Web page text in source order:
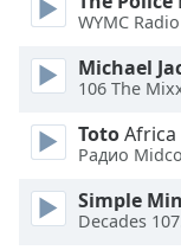
Opacity
Caption
Area
Background
Color
WYMC Radio
Michael
106 The
TotoAfrica
Радио
Simple
Decades